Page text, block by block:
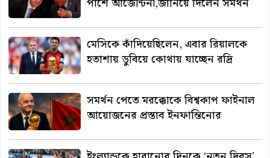
মেসিকে কাঁদিয়েছিলেন, এবার রিয়ালকে
হতাশায় ডুবিয়ে কোথায় যাচ্ছেন রদ্রি
সমর্থন পেতে মরক্কোকে বিশ্বকাপ ফাইনাল
আয়োজনের প্রস্তাব ইনফান্তিনোর